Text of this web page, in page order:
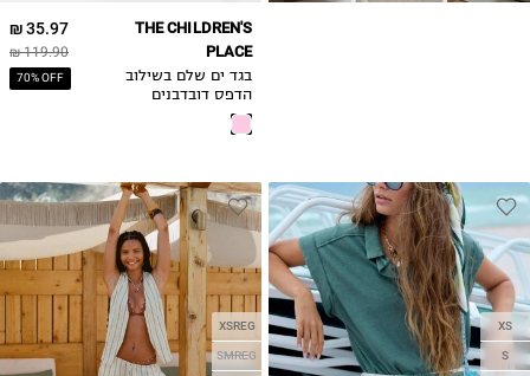
35.97 ₪
119.90 ₪
70% OFF
THE CHILDREN'S
PLACE
בגד ים שלם בשילוב
הדפס דובדבנים
XS
S
XSREG
SMREG